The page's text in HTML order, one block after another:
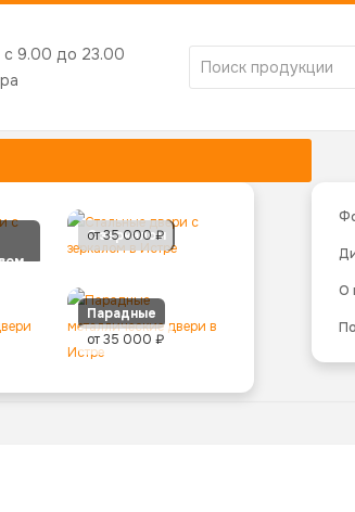
с 9.00 до 23.00
С зеркалом
от 35 000 ₽
Парадные
от 35 000 ₽
О